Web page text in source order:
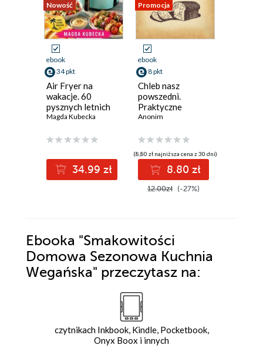
Nowość
ebook
34 pkt
Air Fryer na
wakacje. 60
pysznych letnich
przepisów na
beztłuszczową
Magda Kubecka
34.99 zł
Promocja
ebook
8 pkt
Chleb nasz
powszedni.
Praktyczne
przepisy
dobrego chleba
zdrowotnego bez
drożdży i bez
kwasu dla osób
zdrowych i
chorych
Anonim
(8,80 zł najniższa cena z 30 dni)
8.80 zł
12.00zł (-27%)
Ebooka "Smakowitości
Domowa Sezonowa Kuchnia
Wegańska" przeczytasz na:
czytnikach Inkbook, Kindle, Pocketbook,
Onyx Boox i innych